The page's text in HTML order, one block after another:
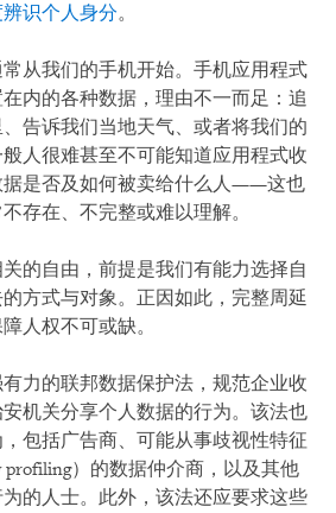
识个人身分。
从我们的手机开始。手机应用程式
内的各种数据，理由不一而足：追
告诉我们当地天气、或者将我们的
人很难甚至不可能知道应用程式收
据是否及如何被卖给什么人——这也
存在、不完整或难以理解。
的自由，前提是我们有能力选择自
方式与对象。正因如此，完整周延
人权不可或缺。
力的联邦数据保护法，规范企业收
机关分享个人数据的行为。该法也
包括广告商、可能从事歧视性特征
profiling）的数据仲介商，以及其他
的人士。此外，该法还应要求这些